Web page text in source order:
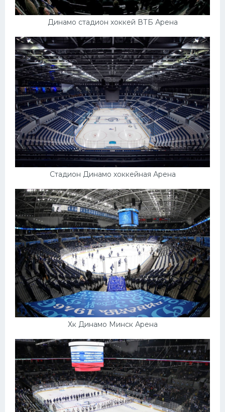
Динамо стадион хоккей ВТБ Арена
Стадион Динамо хоккейная Арена
Хк Динамо Минск Арена